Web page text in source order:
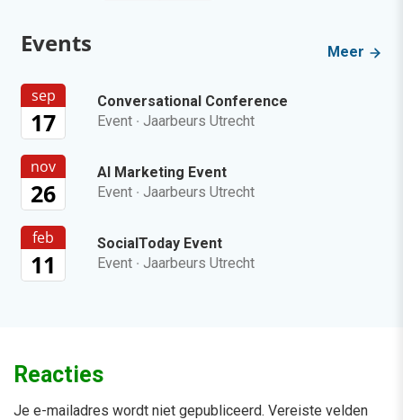
Events Meer
sep
17
Conversational Conference
Event · Jaarbeurs Utrecht
nov
26
AI Marketing Event
Event · Jaarbeurs Utrecht
feb
11
SocialToday Event
Event · Jaarbeurs Utrecht
Reacties
Je e-mailadres wordt niet gepubliceerd. Vereiste velden